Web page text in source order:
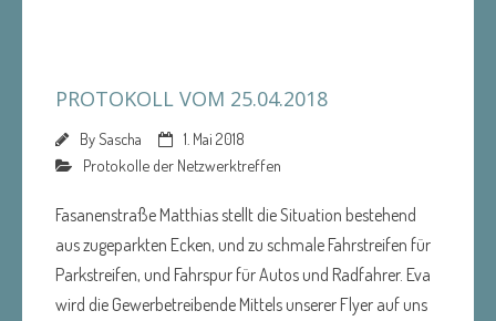
PROTOKOLL VOM 25.04.2018
BySascha
1. Mai 2018
Protokolle der Netzwerktreffen
Fasanenstraße Matthias stellt die Situation bestehend
aus zugeparkten Ecken, und zu schmale Fahrstreifen für
Parkstreifen, und Fahrspur für Autos und Radfahrer. Eva
wird die Gewerbetreibende Mittels unserer Flyer auf uns